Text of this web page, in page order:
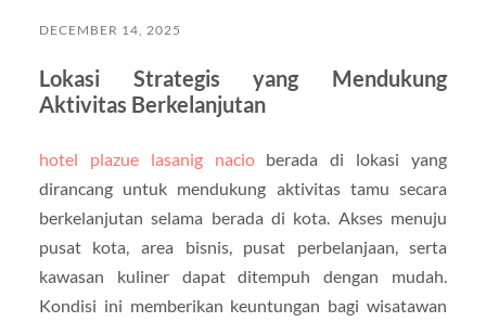
DECEMBER 14, 2025
Lokasi Strategis yang Mendukung
Aktivitas Berkelanjutan
hotel plazue lasanig nacioberada di lokasi yang
dirancang untuk mendukung aktivitas tamu secara
berkelanjutan selama berada di kota. Akses menuju
pusat kota, area bisnis, pusat perbelanjaan, serta
kawasan kuliner dapat ditempuh dengan mudah.
Kondisi ini memberikan keuntungan bagi wisatawan